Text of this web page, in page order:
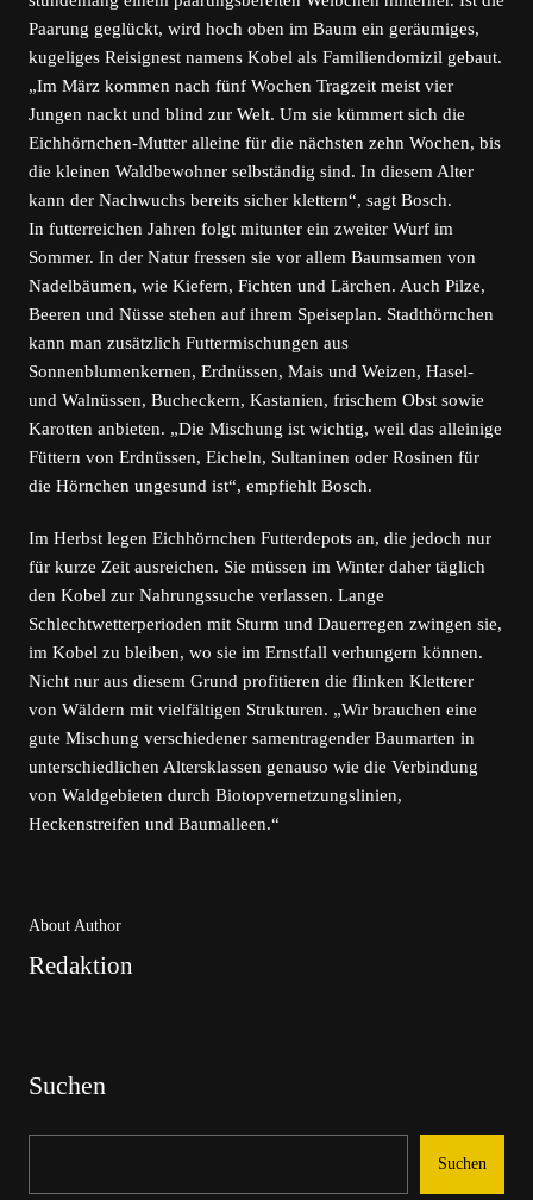
Paarung geglückt, wird hoch oben im Baum ein geräumiges,
kugeliges Reisignest namens Kobel als Familiendomizil gebaut.
„Im März kommen nach fünf Wochen Tragzeit meist vier
Jungen nackt und blind zur Welt. Um sie kümmert sich die
Eichhörnchen-Mutter alleine für die nächsten zehn Wochen, bis
die kleinen Waldbewohner selbständig sind. In diesem Alter
kann der Nachwuchs bereits sicher klettern“, sagt Bosch.
In futterreichen Jahren folgt mitunter ein zweiter Wurf im
Sommer. In der Natur fressen sie vor allem Baumsamen von
Nadelbäumen, wie Kiefern, Fichten und Lärchen. Auch Pilze,
Beeren und Nüsse stehen auf ihrem Speiseplan. Stadthörnchen
kann man zusätzlich Futtermischungen aus
Sonnenblumenkernen, Erdnüssen, Mais und Weizen, Hasel-
und Walnüssen, Bucheckern, Kastanien, frischem Obst sowie
Karotten anbieten. „Die Mischung ist wichtig, weil das alleinige
Füttern von Erdnüssen, Eicheln, Sultaninen oder Rosinen für
die Hörnchen ungesund ist“, empfiehlt Bosch.
Im Herbst legen Eichhörnchen Futterdepots an, die jedoch nur
für kurze Zeit ausreichen. Sie müssen im Winter daher täglich
den Kobel zur Nahrungssuche verlassen. Lange
Schlechtwetterperioden mit Sturm und Dauerregen zwingen sie,
im Kobel zu bleiben, wo sie im Ernstfall verhungern können.
Nicht nur aus diesem Grund profitieren die flinken Kletterer
von Wäldern mit vielfältigen Strukturen. „Wir brauchen eine
gute Mischung verschiedener samentragender Baumarten in
unterschiedlichen Altersklassen genauso wie die Verbindung
von Waldgebieten durch Biotopvernetzungslinien,
Heckenstreifen und Baumalleen.“
About Author
Redaktion
Suchen
Suchen